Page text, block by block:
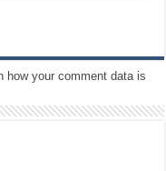
how your comment data is